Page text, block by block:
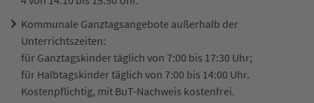
Kommunale Ganztagsangebote außerhalb der
Unterrichtszeiten:
für Ganztagskinder täglich von 7:00 bis 17:30 Uhr;
für Halbtagskinder täglich von 7:00 bis 14:00 Uhr.
Kostenpflichtig, mit BuT-Nachweis kostenfrei.